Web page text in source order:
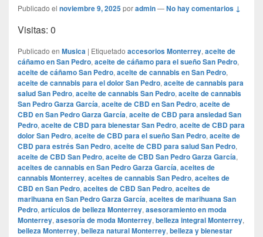
Publicado el noviembre 9, 2025poradmin—No hay comentarios ↓
Visitas: 0
Publicado en Musica | Etiquetado accesorios Monterrey, aceite de
cáñamo en San Pedro, aceite de cáñamo para el sueño San Pedro,
aceite de cáñamo San Pedro, aceite de cannabis en San Pedro,
aceite de cannabis para el dolor San Pedro, aceite de cannabis para
salud San Pedro, aceite de cannabis San Pedro, aceite de cannabis
San Pedro Garza García, aceite de CBD en San Pedro, aceite de
CBD en San Pedro Garza García, aceite de CBD para ansiedad San
Pedro, aceite de CBD para bienestar San Pedro, aceite de CBD para
dolor San Pedro, aceite de CBD para el sueño San Pedro, aceite de
CBD para estrés San Pedro, aceite de CBD para salud San Pedro,
aceite de CBD San Pedro, aceite de CBD San Pedro Garza García,
aceites de cannabis en San Pedro Garza García, aceites de
cannabis Monterrey, aceites de cannabis San Pedro, aceites de
CBD en San Pedro, aceites de CBD San Pedro, aceites de
marihuana en San Pedro Garza García, aceites de marihuana San
Pedro, artículos de belleza Monterrey, asesoramiento en moda
Monterrey, asesoría de moda Monterrey, belleza integral Monterrey,
belleza Monterrey, belleza natural Monterrey, belleza y bienestar